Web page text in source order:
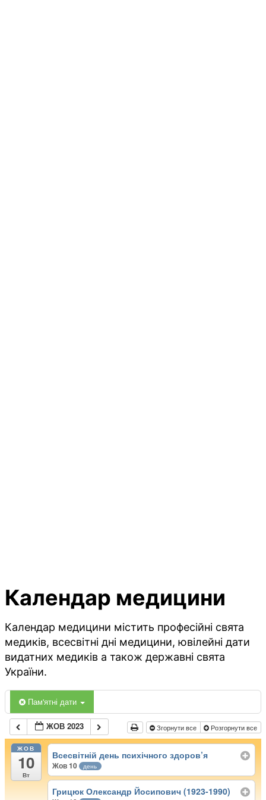
Календар медицини
Календар медицини містить професійні свята
медиків, всесвітні дні медицини, ювілейні дати
видатних медиків а також державні свята
України.
Пам'ятні дати
ЖОВ 2023 Згорнути все Розгорнути все
ЖОВ
10
Вт
Всесвітній день психічного здоров’я
Жов 10 день
Грицюк Олександр Йосипович (1923-1990)